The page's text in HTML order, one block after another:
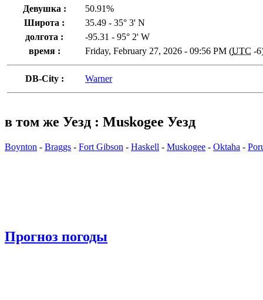
Девушка :
50.91%
Широта :
35.49 - 35° 3' N
долгота :
-95.31 - 95° 2' W
время :
Friday, February 27, 2026 - 09:56 PM (UTC -
DB-City : Warner
в том же Уезд : Muskogee Уезд
Boynton - Braggs - Fort Gibson - Haskell - Muskogee - Oktaha -
Прогноз погоды